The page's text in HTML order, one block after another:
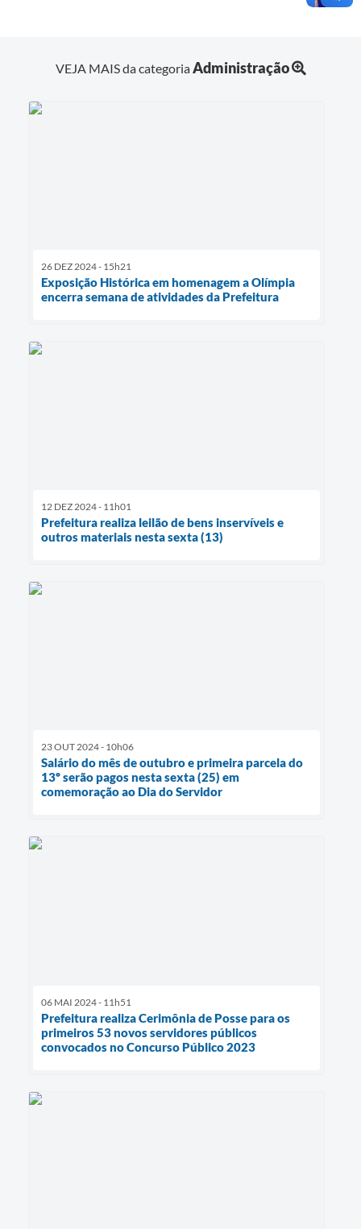
VEJA MAIS da categoriaAdministração
26 DEZ 2024 - 15h21
Exposição Histórica em homenagem a Olímpia
encerra semana de atividades da Prefeitura
12 DEZ 2024 - 11h01
Prefeitura realiza leilão de bens inservíveis e
outros materiais nesta sexta (13)
23 OUT 2024 - 10h06
Salário do mês de outubro e primeira parcela do
13º serão pagos nesta sexta (25) em
comemoração ao Dia do Servidor
06 MAI 2024 - 11h51
Prefeitura realiza Cerimônia de Posse para os
primeiros 53 novos servidores públicos
convocados no Concurso Público 2023